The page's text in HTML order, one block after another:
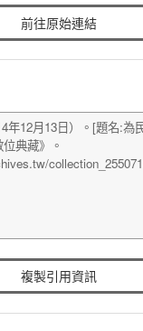
前往原始連結
複製引用資訊